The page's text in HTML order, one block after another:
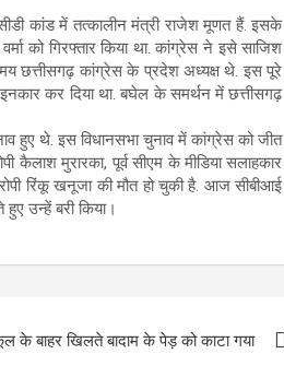
कांड में तत्कालीन मंत्री राजेश मूणत हैं. इसके
को गिरफ्तार किया था. कांग्रेस ने इसे साजिश
छत्तीसगढ़ कांग्रेस के प्रदेश अध्यक्ष थे. इस पूरे
कर दिया था. बघेल के समर्थन में छत्तीसगढ़
हुए थे. इस विधानसभा चुनाव में कांग्रेस को जीत
मुरारका, पूर्व सीएम के मीडिया सलाहकार
रिंकू खनूजा की मौत हो चुकी है. आज सीबीआई
उन्हें बरी किया।
के बाहर खिलते बादाम के पेड़ को काटा गया